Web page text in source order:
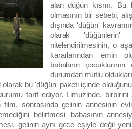
alan düğün kısmı. Bu
olmasının bir sebebi,
dışında 'düğün'
olarak
nitelendirilmesinin, o
kararlarından emin
babaların
durumdan mutlu
bu 'düğün' paketi içinde
tarif ediyor. Limuzinde,
sonrasında gelinin annesinin
belirtmesi, babasının
gelinin aynı gece eşiyle değil yeni